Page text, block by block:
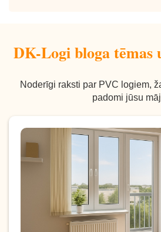
DK-Logi bloga tēmas
Noderīgi raksti par PVC logiem,
padomi jūsu